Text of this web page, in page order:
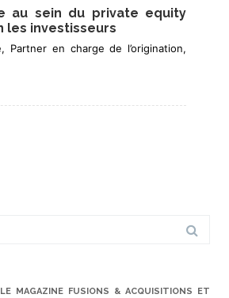
au sein du private equity
les investisseurs
Partner en charge de l’origination,
MAGAZINE FUSIONS & ACQUISITIONS ET